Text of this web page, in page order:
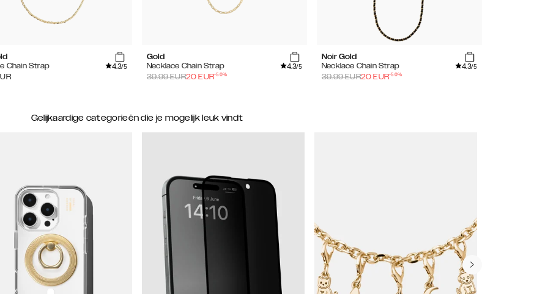
Chain Strap
4.3/5
Gold
Necklace Chain Strap
4.3/5
39.99EUR20 EUR-50%
Noir Gold
Necklace Chain Strap
4.3/5
39.99EUR20 EUR-50%
Gelijkaardige categorieën die je mogelijk leuk vindt